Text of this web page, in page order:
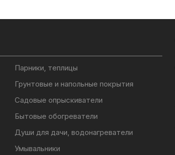
Парники, теплицы
Грунтовые и напольные покрытия
Садовые опрыскиватели
Бытовые обогреватели
Души для дачи, водонагреватели
Умывальники